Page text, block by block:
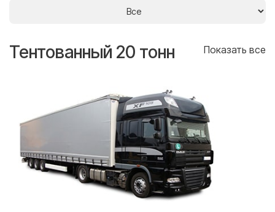
Тентованный 20 тонн Показать все